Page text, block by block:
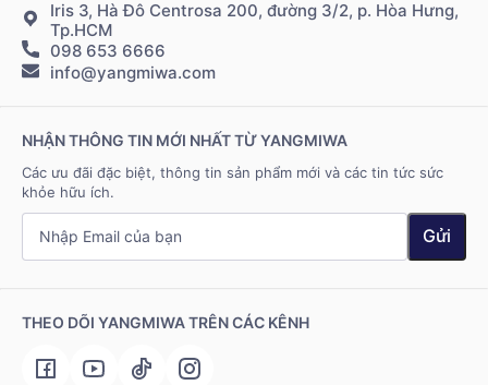
Giao hàng & vận chuyển
Hệ thống điểm bán
Iris 3, Hà Đô Centrosa 200, đường 3/2, p. Hòa Hưng,
Tp.HCM
098 653 6666
info@yangmiwa.com
NHẬN THÔNG TIN MỚI NHẤT TỪ YANGMIWA
Các ưu đãi đặc biệt, thông tin sản phẩm mới và các tin tức sức
khỏe hữu ích.
Gửi
THEO DÕI YANGMIWA TRÊN CÁC KÊNH